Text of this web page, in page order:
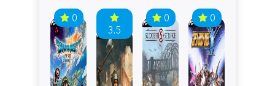
0
3.5
0 0